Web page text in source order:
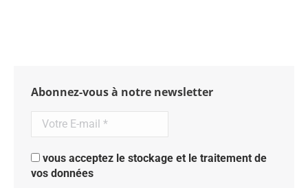
Abonnez-vous à notre newsletter
vous acceptez le stockage et le traitement de
vos données